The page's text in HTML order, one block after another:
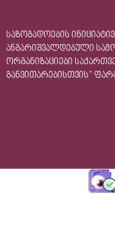
საზოგადოების
ანგარიშვალდებული
ორგანიზაციები
განვითარებისთვის”